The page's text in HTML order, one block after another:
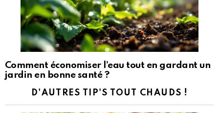
Comment économiser l’eau tout en gardant un
jardin en bonne santé ?
D'AUTRES TIP'S TOUT CHAUDS !